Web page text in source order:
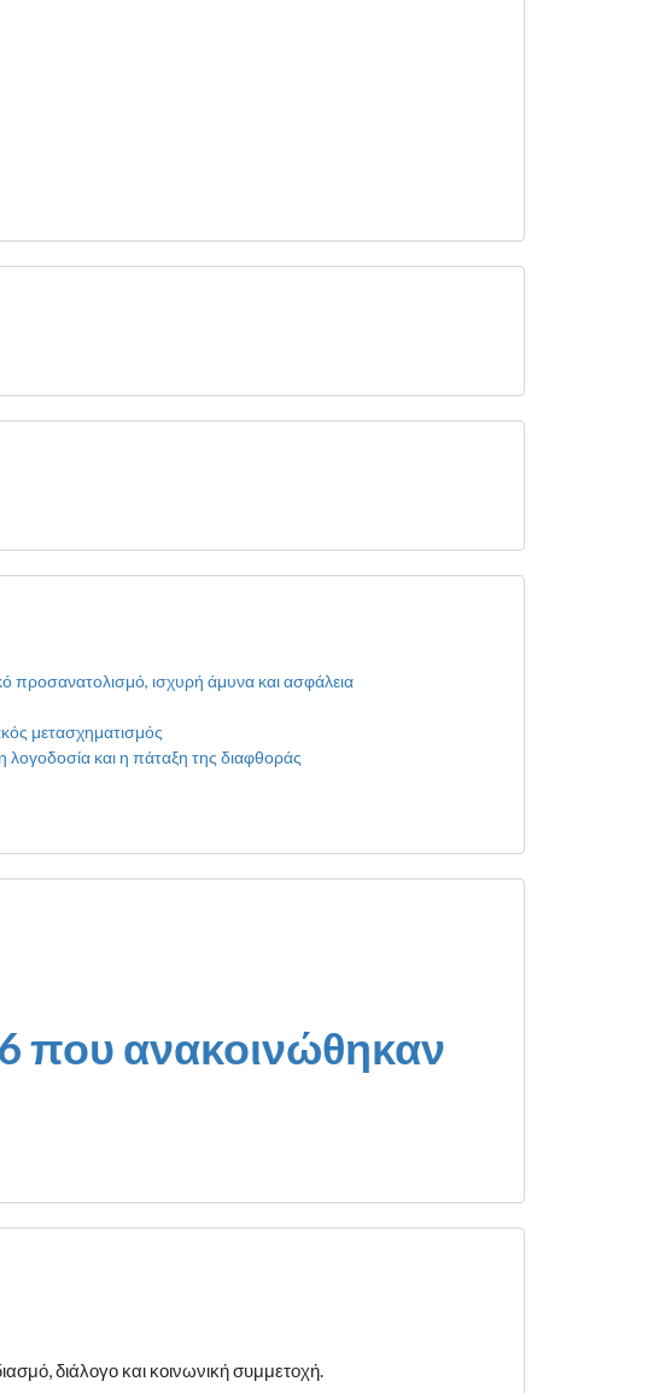
προσανατολισμό, ισχυρή άμυνα και ασφάλεια
μετασχηματισμός
λογοδοσία και η πάταξη της διαφθοράς
που ανακοινώθηκαν
διάλογο και κοινωνική συμμετοχή.